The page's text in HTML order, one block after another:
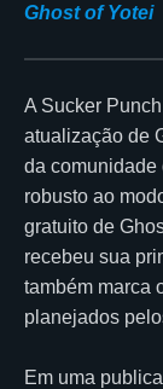
Ghost of Yotei
A Sucker
atualização de
da comunidade
robusto ao
gratuito de
recebeu sua
também marca
planejados
Em uma